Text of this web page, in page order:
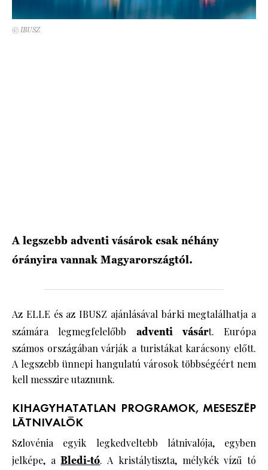
© IBUSZ
A legszebb adventi vásárok csak néhány
órányira vannak Magyarországtól.
Az ELLE és az IBUSZ ajánlásával bárki megtalálhatja a
számára legmegfelelőbb adventi vásárt. Európa
számos országában várják a turistákat karácsony előtt.
A legszebb ünnepi hangulatú városok többségéért nem
kell messzire utaznunk.
KIHAGYHATATLAN PROGRAMOK, MESESZÉP
LÁTNIVALÓK
Szlovénia egyik legkedveltebb látnivalója, egyben
jelképe, aBledi-tó. A kristálytiszta, mélykék vízű tó